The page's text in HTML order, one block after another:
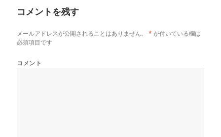
コメントを残す
メールアドレスが公開されることはありません。 * が付いている欄は
必須項目です
コメント